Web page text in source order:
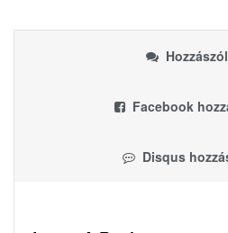
Facebook
Disqus